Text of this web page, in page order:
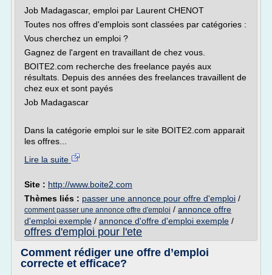
Job Madagascar, emploi par Laurent CHENOT
Toutes nos offres d'emplois sont classées par catégories :
Vous cherchez un emploi ?
Gagnez de l'argent en travaillant de chez vous.
BOITE2.com recherche des freelance payés aux
résultats. Depuis des années des freelances travaillent de
chez eux et sont payés
Job Madagascar
Dans la catégorie emploi sur le site BOITE2.com apparait
les offres...
Lire la suite
Site : http://www.boite2.com
Thèmes liés : passer une annonce pour offre d'emploi /
comment passer une annonce offre d'emploi / annonce offre
d'emploi exemple / annonce d'offre d'emploi exemple /
offres d'emploi pour l'ete
Comment rédiger une offre d’emploi
correcte et efficace?